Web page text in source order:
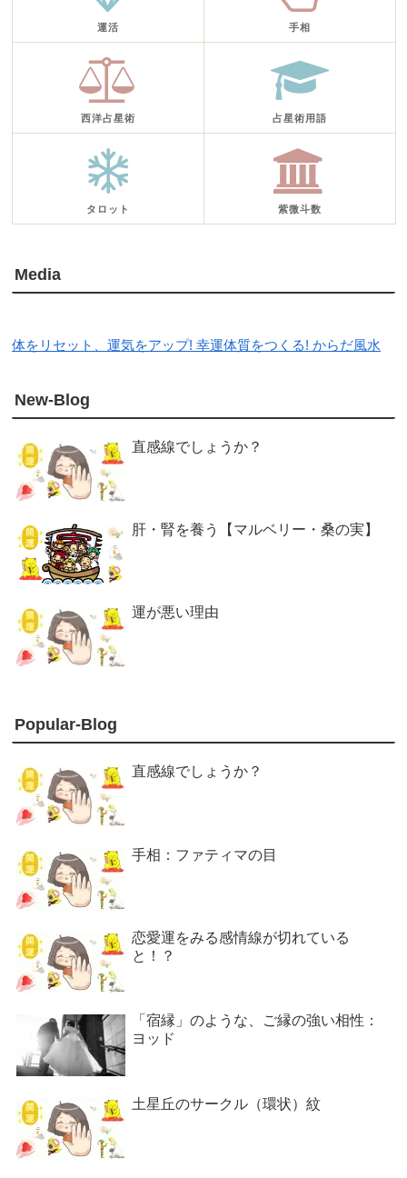
運活 手相
西洋占星術 占星術用語
タロット 紫微斗数
Media
体をリセット、運気をアップ! 幸運体質をつくる! からだ風水
New-Blog
直感線でしょうか？
肝・腎を養う【マルベリー・桑の実】
運が悪い理由
Popular-Blog
直感線でしょうか？
手相：ファティマの目
恋愛運をみる感情線が切れている
と！？
「宿縁」のような、ご縁の強い相性：
ヨッド
土星丘のサークル（環状）紋